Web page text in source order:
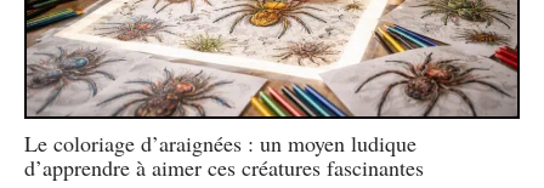
Le coloriage d’araignées : un moyen ludique
d’apprendre à aimer ces créatures fascinantes